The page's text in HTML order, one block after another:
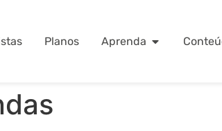
Planos Aprenda